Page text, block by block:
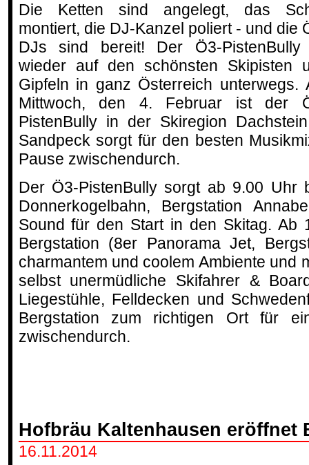
Die Ketten sind angelegt, das
montiert, die DJ-Kanzel poliert - und die
DJs sind bereit! Der Ö3-PistenBully
wieder auf den schönsten Skipisten
Gipfeln in ganz Österreich unterwegs.
Mittwoch, den 4. Februar ist der
PistenBully in der Skiregion
Sandpeck sorgt für den besten
Pause zwischendurch.
Der Ö3-PistenBully sorgt ab 9.00 Uhr
Donnerkogelbahn, Bergstation
Sound für den Start in den Skitag. Ab
Bergstation (8er Panorama Jet,
charmantem und coolem Ambiente und
selbst unermüdliche Skifahrer &
Liegestühle, Felldecken und
Bergstation zum richtigen Ort für
zwischendurch.
Hofbräu Kaltenhausen eröffnet
16.11.2014